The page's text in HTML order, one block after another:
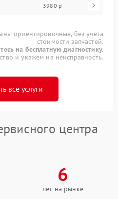
3980 р
ориентировочные, без учета
стоимости запчастей.
на бесплатную диагностику.
и укажем на неисправность.
все услуги
центра
6
лет на рынке